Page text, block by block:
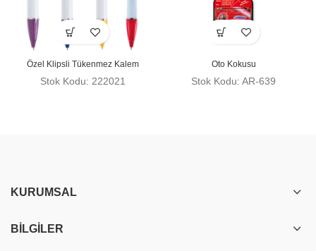
Özel Klipsli Tükenmez Kalem
Stok Kodu: 222021
Oto Kokusu
Stok Kodu: AR-639
KURUMSAL
BILGILER